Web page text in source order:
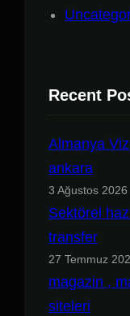
Recent
Almanya
ankara
3 Ağustos 2026
Sektörel
transfer
27 Temmuz
magazin ,
siteleri